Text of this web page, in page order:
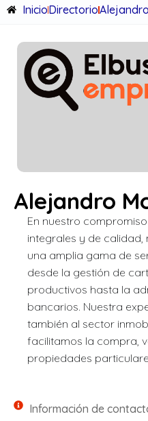
InicioDirectorio
Alejandro
En nuestro
integrales y de calidad,
una amplia gama de
desde la gestión de
productivos hasta la
bancarios. Nuestra
también al sector
facilitamos la compra,
propiedades
Información de